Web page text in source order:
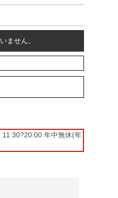
ません。
年中無休(年